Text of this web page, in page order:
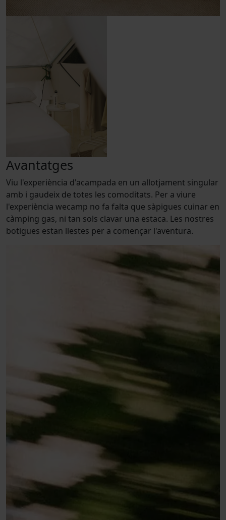
Avantatges
Viu l'experiència d'acampada en un allotjament singular
amb i gaudeix de totes les comoditats. Per a viure
l'experiència wecamp no fa falta que sàpigues cuinar en
càmping gas, ni tan sols clavar una estaca. Les nostres
botigues estan llestes per a començar l'aventura.